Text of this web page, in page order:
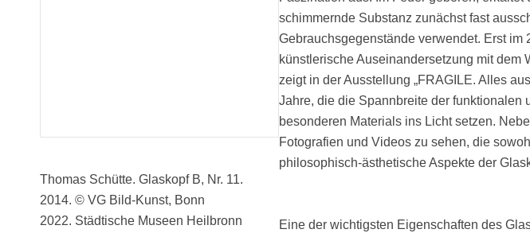
Thomas Schütte. Glaskopf B, Nr. 11.
2014. © VG Bild-Kunst, Bonn
2022. Städtische Museen Heilbronn
schimmernde Substanz zunächst fast
Gebrauchsgegenstände verwendet. Erst im
künstlerische Auseinandersetzung mit dem
zeigt in der Ausstellung „FRAGILE. Alles
Jahre, die die Spannbreite der funktionalen
besonderen Materials ins Licht setzen.
Fotografien und Videos zu sehen, die
philosophisch-ästhetische Aspekte der
Eine der wichtigsten Eigenschaften des